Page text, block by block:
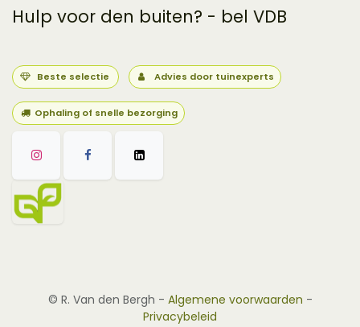
Hulp voor den buiten? - bel VDB
Beste selectie Advies door tuinexperts
Ophaling of snelle bezorging
© R. Van den Bergh - Algemene voorwaarden -
Privacybeleid